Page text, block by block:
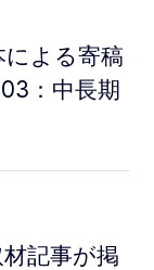
よる寄稿
：中長期
記事が掲